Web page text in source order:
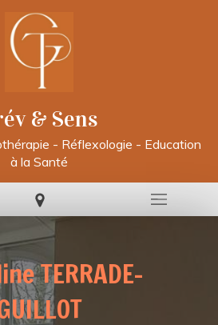
& Sens
- Réflexologie - Education
à la Santé
TERRADE-